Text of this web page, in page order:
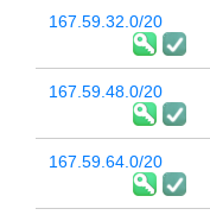
167.59.32.0/20
167.59.48.0/20
167.59.64.0/20